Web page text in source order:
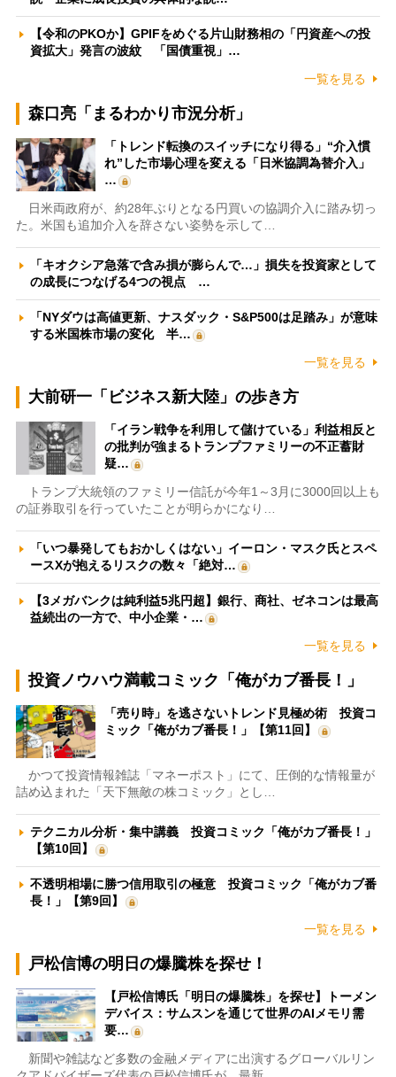
【令和のPKOか】GPIFをめぐる片山財務相の「円資産への投
資拡大」発言の波紋 「国債重視」…
一覧を見る
森口亮「まるわかり市況分析」
「トレンド転換のスイッチになり得る」“介入慣
れ”した市場心理を変える「日米協調為替介入」
…
日米両政府が、約28年ぶりとなる円買いの協調介入に踏み切っ
た。米国も追加介入を辞さない姿勢を示して…
「キオクシア急落で含み損が膨らんで…」損失を投資家として
の成長につなげる4つの視点 …
「NYダウは高値更新、ナスダック・S&P500は足踏み」が意味
する米国株市場の変化 半…
一覧を見る
大前研一「ビジネス新大陸」の歩き方
「イラン戦争を利用して儲けている」利益相反と
の批判が強まるトランプファミリーの不正蓄財
疑…
トランプ大統領のファミリー信託が今年1～3月に3000回以上も
の証券取引を行っていたことが明らかになり…
「いつ暴発してもおかしくはない」イーロン・マスク氏とスペ
ースXが抱えるリスクの数々「絶対…
【3メガバンクは純利益5兆円超】銀行、商社、ゼネコンは最高
益続出の一方で、中小企業・…
一覧を見る
投資ノウハウ満載コミック「俺がカブ番長！」
「売り時」を逃さないトレンド見極め術 投資コ
ミック「俺がカブ番長！」【第11回】
かつて投資情報雑誌「マネーポスト」にて、圧倒的な情報量が
詰め込まれた「天下無敵の株コミック」とし…
テクニカル分析・集中講義 投資コミック「俺がカブ番長！」
【第10回】
不透明相場に勝つ信用取引の極意 投資コミック「俺がカブ番
長！」【第9回】
一覧を見る
戸松信博の明日の爆騰株を探せ！
【戸松信博氏「明日の爆騰株」を探せ】トーメン
デバイス：サムスンを通じて世界のAIメモリ需
要…
新聞や雑誌など多数の金融メディアに出演するグローバルリン